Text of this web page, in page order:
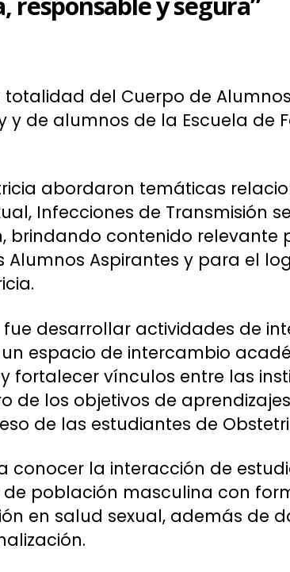
del Cuerpo de
y de alumnos de la Escuela de
abordaron temáticas
Infecciones de Transmisión
brindando contenido relevante
Aspirantes y para el
desarrollar actividades de
espacio de intercambio
fortalecer vínculos entre las
de los objetivos de
de las estudiantes de
conocer la interacción de
población masculina con
en salud sexual, además de